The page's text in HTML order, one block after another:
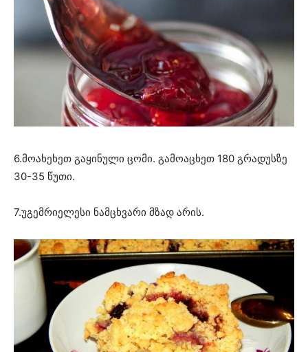
6.მოახეხეთ გაყინული ცომი. გამოაცხეთ 180 გრადუსზე
30-35 წუთი.
7.უგემრიელესი ნამცხვარი მზად არის.